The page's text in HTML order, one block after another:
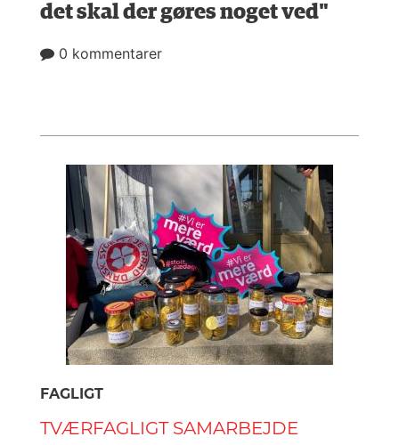
det skal der gøres noget ved"
0 kommentarer
FAGLIGT
TVÆRFAGLIGT SAMARBEJDE